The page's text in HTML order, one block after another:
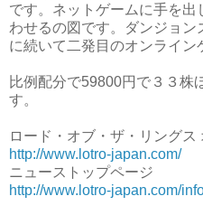
です。ネットゲームに手を
わせるの図です。ダンジョ
に続いて二発目のオンライン
比例配分で59800円で３３株
す。
ロード・オブ・ザ・リング
http://www.lotro-japan.com/
ニューストップページ
http://www.lotro-japan.com/